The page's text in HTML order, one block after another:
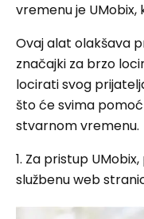
vremenu je UMobix,
Ovaj alat olakšava
značajki za brzo
locirati svog
što će svima
stvarnom vremenu.
1. Za pristup
službenu web